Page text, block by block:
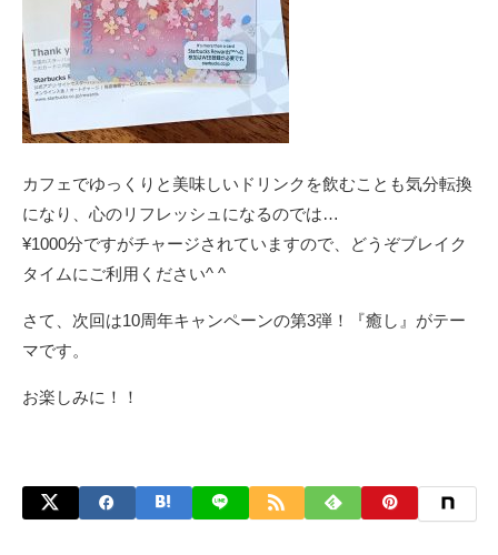
カフェでゆっくりと美味しいドリンクを飲むことも気分転換
になり、心のリフレッシュになるのでは…
¥1000分ですがチャージされていますので、どうぞブレイク
タイムにご利用ください^ ^
さて、次回は10周年キャンペーンの第3弾！『癒し』がテー
マです。
お楽しみに！！